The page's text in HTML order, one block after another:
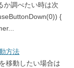
か調べたい時は次
{
方法
移動したい場合は